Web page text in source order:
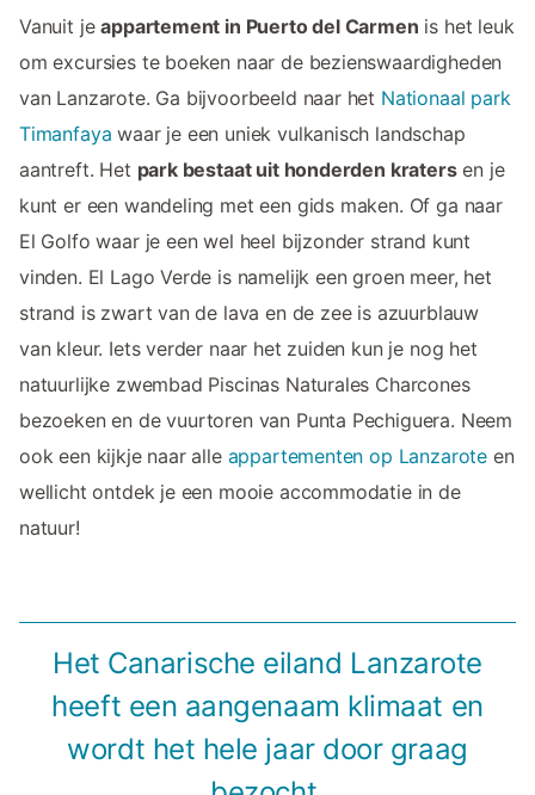
Vanuit jeappartement in Puerto del Carmen is het leuk
om excursies te boeken naar de bezienswaardigheden
van Lanzarote. Ga bijvoorbeeld naar het Nationaal park
Timanfaya waar je een uniek vulkanisch landschap
aantreft. Het park bestaat uit honderden kratersen je
kunt er een wandeling met een gids maken. Of ga naar
El Golfo waar je een wel heel bijzonder strand kunt
vinden. El Lago Verde is namelijk een groen meer, het
strand is zwart van de lava en de zee is azuurblauw
van kleur. Iets verder naar het zuiden kun je nog het
natuurlijke zwembad Piscinas Naturales Charcones
bezoeken en de vuurtoren van Punta Pechiguera. Neem
ook een kijkje naar alle appartementen op Lanzarote en
wellicht ontdek je een mooie accommodatie in de
natuur!
Het Canarische eiland Lanzarote
heeft een aangenaam klimaat en
wordt het hele jaar door graag